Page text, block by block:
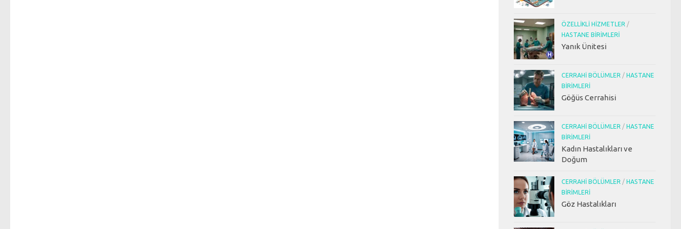
ÖZELLIKLI HIZMETLER /
HASTANE BIRIMLERI
Yanık Ünitesi
CERRAHI BÖLÜMLER / HASTANE
BIRIMLERI
Göğüs Cerrahisi
CERRAHI BÖLÜMLER / HASTANE
BIRIMLERI
Kadın Hastalıkları ve
Doğum
CERRAHI BÖLÜMLER / HASTANE
BIRIMLERI
Göz Hastalıkları